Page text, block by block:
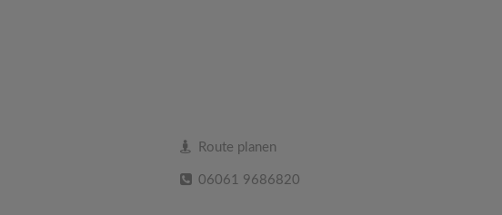
Route planen
06061 9686820